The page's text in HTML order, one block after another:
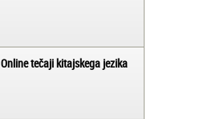
Online tečaji kitajskega jezika